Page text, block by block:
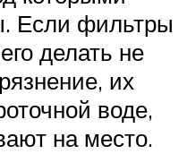
Если фильтры
делать не
их
воде,
на место.